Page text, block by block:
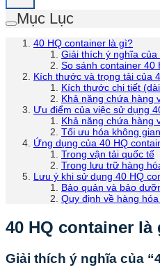
Mục Lục
40 HQ container là gì?
Giải thích ý nghĩa của
So sánh container 40
Kích thước và trọng tải của
Kích thước chi tiết
Khả năng chứa hàng
Ưu điểm của việc sử dụng
Khả năng chứa hàng
Tối ưu hóa không
Ứng dụng của 40 HQ
Trong vận tải quốc tế
Trong lưu trữ hàng
Lưu ý khi sử dụng 40 HQ
Bảo quản và bảo
Quy định về hàng
40 HQ container là
Giải thích ý nghĩa của